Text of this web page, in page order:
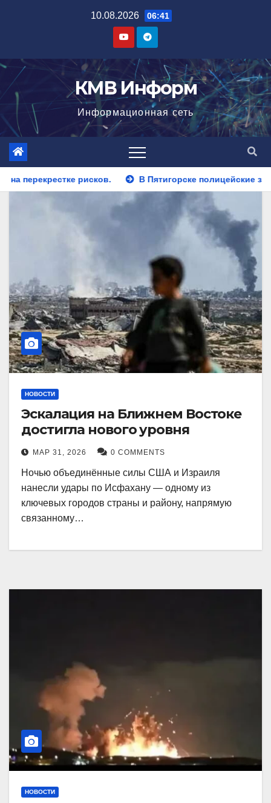
10.08.2026 06:41
КМВ Информ
Информационная сеть
В Пятигорске полицейские задержали закладчика,
НОВОСТИ
Эскалация на Ближнем Востоке
достигла нового уровня
МАР 31, 2026 0 COMMENTS
Ночью объединённые силы США и Израиля
нанесли удары по Исфахану — одному из
ключевых городов страны и району, напрямую
связанному…
НОВОСТИ